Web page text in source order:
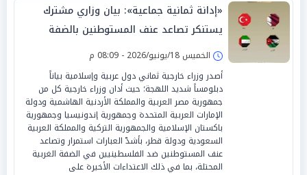
«إدانة ثمانية جماعية»: بيان وزاري مشترك
يستنكر تصاعد عنف المستوطنين بالضفة
الخميس 18/يونيو/2026 - 08:09 م
أصدر وزراء خارجية ثماني دول عربية وإسلامية بياناً
دبلومساً شديد اللهجة؛ حيث أدان وزراء خارجية كل من
جمهورية مصر العربية والمملكة الأردنية الهاشمية ودولة
الإمارات العربية المتحدة وجمهورية إندونيسيا وجمهورية
باكستان الإسلامية والجمهورية التركية والمملكة العربية
السعودية ودولة قطر، بأشدّ العبارات استمرار وتصاعد
عنف المستوطنين ضد الفلسطينيين في الضفة الغربية
المحتلة، بما في ذلك الاعتداءات الأخيرة على